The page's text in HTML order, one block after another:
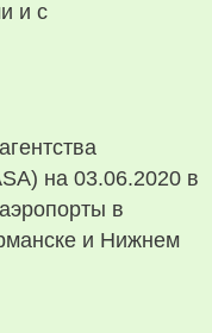
и с
на 03.06.2020 в
в
и Нижнем